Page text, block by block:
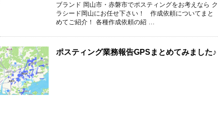
ブランド 岡山市・赤磐市でポスティングをお考えなら ク
ラシード岡山にお任せ下さい！ 作成依頼についてまと
めてご紹介！ 各種作成依頼の紹 …
ポスティング業務報告GPSまとめてみました♪